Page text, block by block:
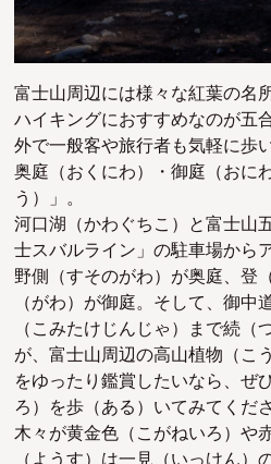
富士山周辺には様々な紅葉の名
ハイキングにおすすめなのが五
外で一般客や旅行者も気軽に歩
奥庭（おくにわ）・御庭（おに
う）」。
河口湖（かわぐちこ）と富士山
士スバルライン」の駐車場から
野側（すそのがわ）が奥庭、登
（がわ）が御庭。そして、御
（こみたけじんじゃ）まで続（
が、富士山周辺の高山植物（こ
をゆったり鑑賞したいなら、ぜ
ろ）を歩（ある）いてみてくだ
木々が黄金色（こがねいろ）や